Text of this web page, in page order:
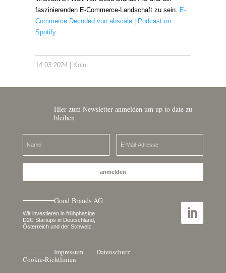
faszinierenden E-Commerce-Landschaft zu sein.
E-
Commerce Decoded von abscale | Podcast on
Spotify
14.03.2024 | Köln
Hier zum Newsletter anmelden um up to date zu
bleiben
anmelden
Good Brands AG
Wir investieren in frühphasige
D2C Startups in Deutschland,
Österreich und der Schweiz.
Impressum
Datenschutz
Cookie-Richtlinien